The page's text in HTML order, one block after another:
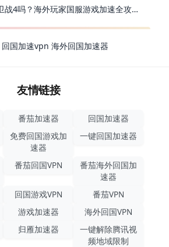
去国外能打王国保卫战4吗？海外玩家国服游戏加速全攻略（附公主连结幻想江湖实测）
回国加速vpn 海外回国加速器
友情链接
番茄加速器
回国加速器
免费回国游戏加
速器
一键回国加速器
番茄回国VPN
番茄海外回国加
速器
回国游戏VPN
番茄VPN
游戏加速器
海外回国VPN
归雁加速器
一键解除腾讯视
频地域限制